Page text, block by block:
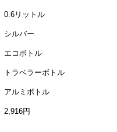
0.6リットル
シルバー
エコボトル
トラベラーボトル
アルミボトル
2,916円